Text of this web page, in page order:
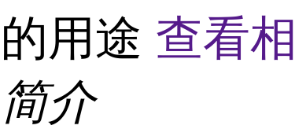
的用途 查看
简介